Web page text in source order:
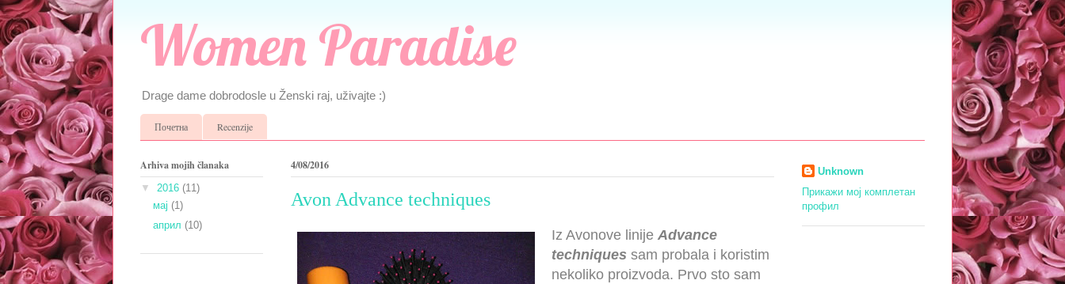
Women Paradise
Drage dame dobrodosle u Ženski raj, uživajte :)
Почетна Recenzije
4/08/2016
Avon Advance techniques
Iz Avonove linije Advance
techniques sam probala i koristim
nekoliko proizvoda. Prvo sto sam
Arhiva mojih članaka
▼ 2016 (11)
мај (1)
април (10)
Unknown
Прикажи мој комплетан
профил